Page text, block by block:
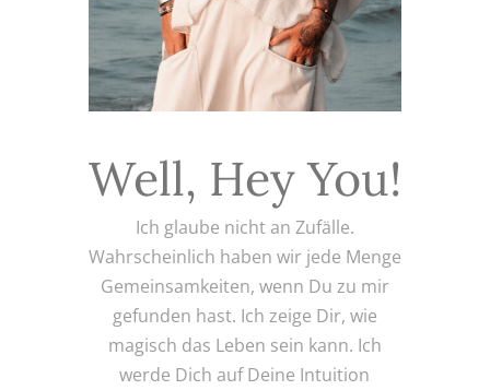
Well, Hey You!
Ich glaube nicht an Zufälle.
Wahrscheinlich haben wir jede Menge
Gemeinsamkeiten, wenn Du zu mir
gefunden hast. Ich zeige Dir, wie
magisch das Leben sein kann. Ich
werde Dich auf Deine Intuition